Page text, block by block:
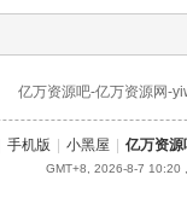
亿万资源吧-亿万资源网-
手机版 小黑屋 亿万资
GMT+8, 2026-8-7 10:20